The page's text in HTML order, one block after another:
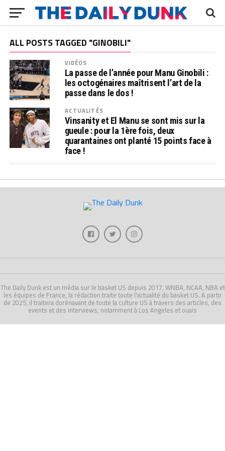
ALL POSTS TAGGED "GINOBILI"
VIDÉOS
La passe de l’année pour Manu Ginobili :
les octogénaires maîtrisent l’art de la
passe dans le dos !
ACTUALITÉS
Vinsanity et El Manu se sont mis sur la
gueule : pour la 1ère fois, deux
quarantaines ont planté 15 points face à
face !
The Daily Dunk est un média sur le basket US depuis 2017, WNBA, NCAA, NBA et
les équipes de France, la rédaction traite toute l'actualité du basket US. A partir
de 2025, il traitera dorénavant de toute la culture US à travers des articles, des
events et des interviews, notamment à Los Angeles et ouais